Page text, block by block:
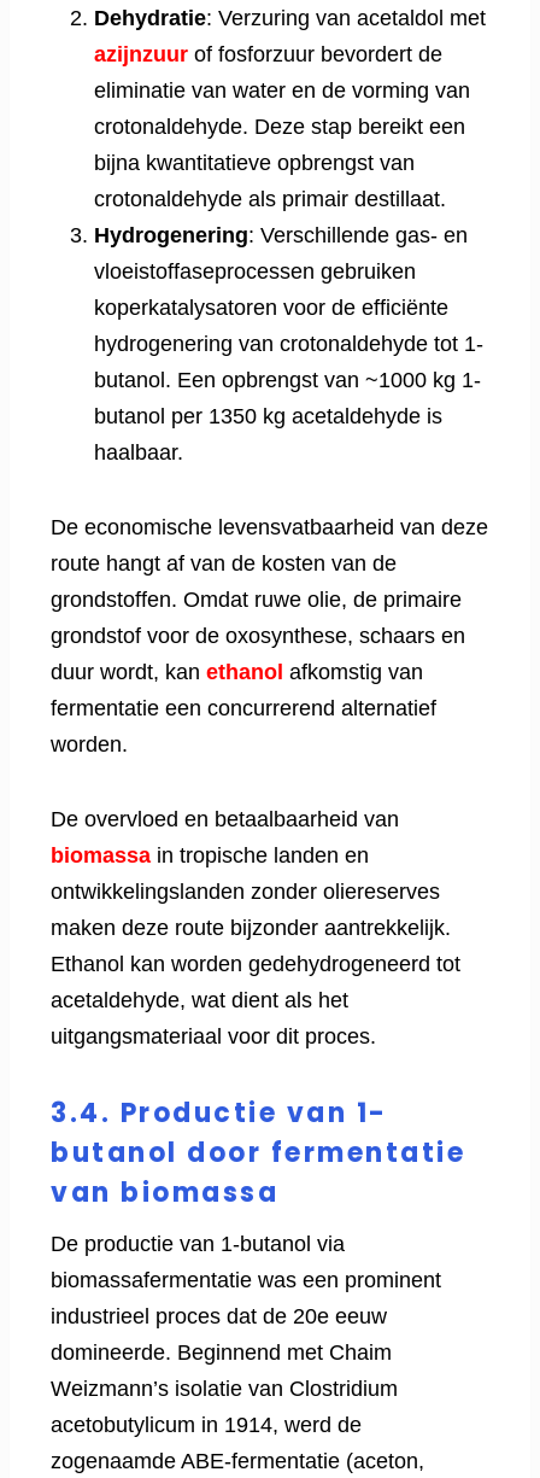
Dehydratie: Verzuring van acetaldol met
azijnzuur of fosforzuur bevordert de
eliminatie van water en de vorming van
crotonaldehyde. Deze stap bereikt een
bijna kwantitatieve opbrengst van
crotonaldehyde als primair destillaat.
Hydrogenering: Verschillende gas- en
vloeistoffaseprocessen gebruiken
koperkatalysatoren voor de efficiënte
hydrogenering van crotonaldehyde tot 1-
butanol. Een opbrengst van ~1000 kg 1-
butanol per 1350 kg acetaldehyde is
haalbaar.
De economische levensvatbaarheid van deze
route hangt af van de kosten van de
grondstoffen. Omdat ruwe olie, de primaire
grondstof voor de oxosynthese, schaars en
duur wordt, kan ethanol afkomstig van
fermentatie een concurrerend alternatief
worden.
De overvloed en betaalbaarheid van
biomassa in tropische landen en
ontwikkelingslanden zonder oliereserves
maken deze route bijzonder aantrekkelijk.
Ethanol kan worden gedehydrogeneerd tot
acetaldehyde, wat dient als het
uitgangsmateriaal voor dit proces.
3.4. Productie van 1-
butanol door fermentatie
van biomassa
De productie van 1-butanol via
biomassafermentatie was een prominent
industrieel proces dat de 20e eeuw
domineerde. Beginnend met Chaim
Weizmann’s isolatie van Clostridium
acetobutylicum in 1914, werd de
zogenaamde ABE-fermentatie (aceton,